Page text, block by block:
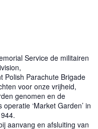
Service de militairen
Polish Parachute Brigade
voor onze vrijheid,
genomen en de
‘Market Garden’ in
aanvang en afsluiting van